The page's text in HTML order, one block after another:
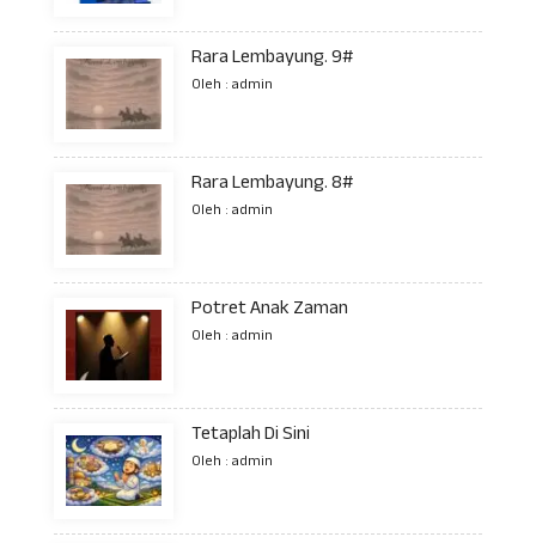
Rara Lembayung. 9#
Oleh : admin
Rara Lembayung. 8#
Oleh : admin
Potret Anak Zaman
Oleh : admin
Tetaplah Di Sini
Oleh : admin